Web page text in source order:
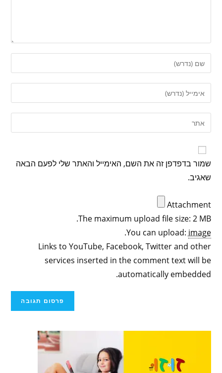
שמור בדפדפן זה את השם, האימייל והאתר שלי לפעם הבאה
שאגיב.
Attachment
The maximum upload file size: 2 MB.
You can upload:image
.
Links to YouTube, Facebook, Twitter and other
services inserted in the comment text will be
automatically embedded.